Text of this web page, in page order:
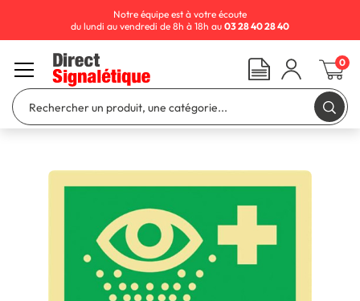
Notre équipe est à votre écoute
du lundi au vendredi de 8h à 18h au 03 28 40 28 40
0